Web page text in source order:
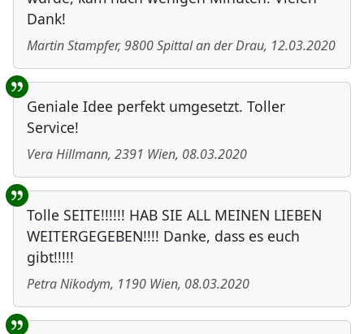
Dank!
Martin Stampfer, 9800Spittal an der Drau, 12.03.2020
Geniale Idee perfekt umgesetzt. Toller
Service!
Vera Hillmann, 2391 Wien, 08.03.2020
Tolle SEITE!!!!!! HAB SIE ALL MEINEN LIEBEN
WEITERGEGEBEN!!!! Danke, dass es euch
gibt!!!!!
Petra Nikodym, 1190 Wien, 08.03.2020